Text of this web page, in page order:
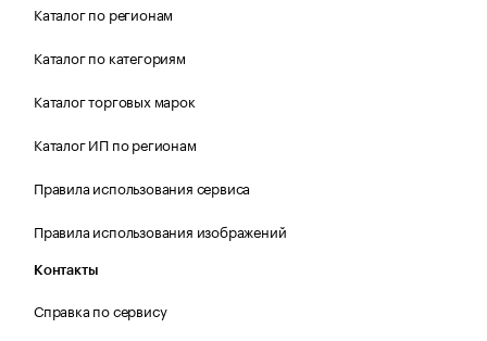
Каталог по регионам
Каталог по категориям
Каталог торговых марок
Каталог ИП по регионам
Правила использования сервиса
Правила использования изображений
Контакты
Справка по сервису